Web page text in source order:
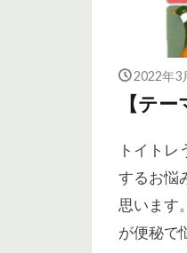
2022年3
【テ
トイト
するお悩
思います
が便秘で